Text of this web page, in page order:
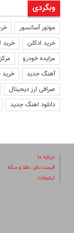
وبگردی
موتور آسانسور
خرید ادکلن
خرید
مزایده خودرو
آهنگ جدید
خرید
صرافی ارز دیجیتال
دانلود اهنگ جدید
درباره ما
قیمت دلار، طلا و سکه
تبلیغات